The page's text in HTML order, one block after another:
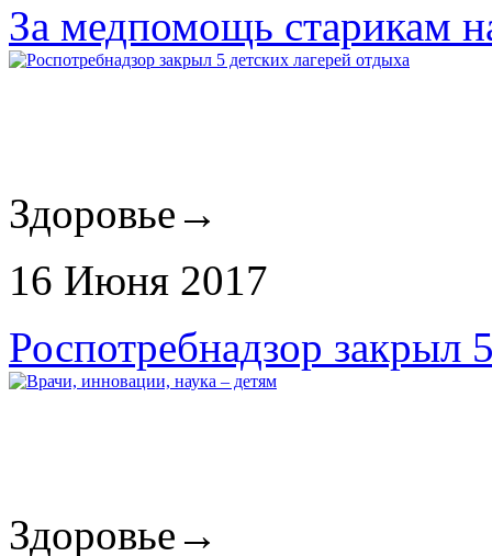
За медпомощь старикам
Здоровье →
16 Июня 2017
Роспотребнадзор закрыл
Здоровье →